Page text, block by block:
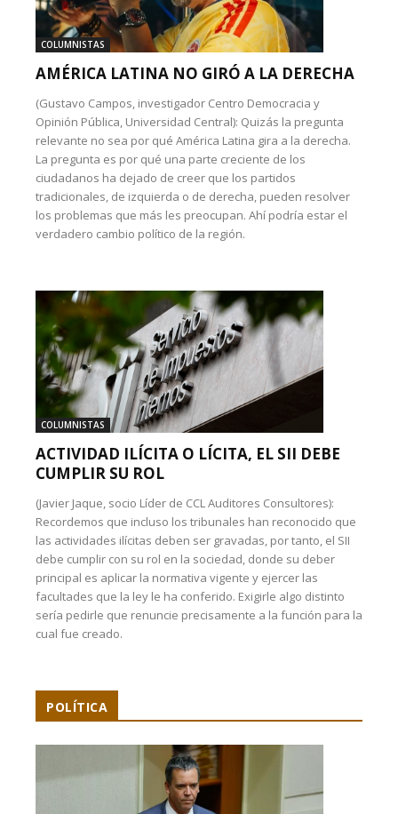
COLUMNISTAS
AMÉRICA LATINA NO GIRÓ A LA DERECHA
(Gustavo Campos, investigador Centro Democracia y
Opinión Pública, Universidad Central): Quizás la pregunta
relevante no sea por qué América Latina gira a la derecha.
La pregunta es por qué una parte creciente de los
ciudadanos ha dejado de creer que los partidos
tradicionales, de izquierda o de derecha, pueden resolver
los problemas que más les preocupan. Ahí podría estar el
verdadero cambio político de la región.
COLUMNISTAS
ACTIVIDAD ILÍCITA O LÍCITA, EL SII DEBE
CUMPLIR SU ROL
(Javier Jaque, socio Líder de CCL Auditores Consultores):
Recordemos que incluso los tribunales han reconocido que
las actividades ilícitas deben ser gravadas, por tanto, el SII
debe cumplir con su rol en la sociedad, donde su deber
principal es aplicar la normativa vigente y ejercer las
facultades que la ley le ha conferido. Exigirle algo distinto
sería pedirle que renuncie precisamente a la función para la
cual fue creado.
POLÍTICA